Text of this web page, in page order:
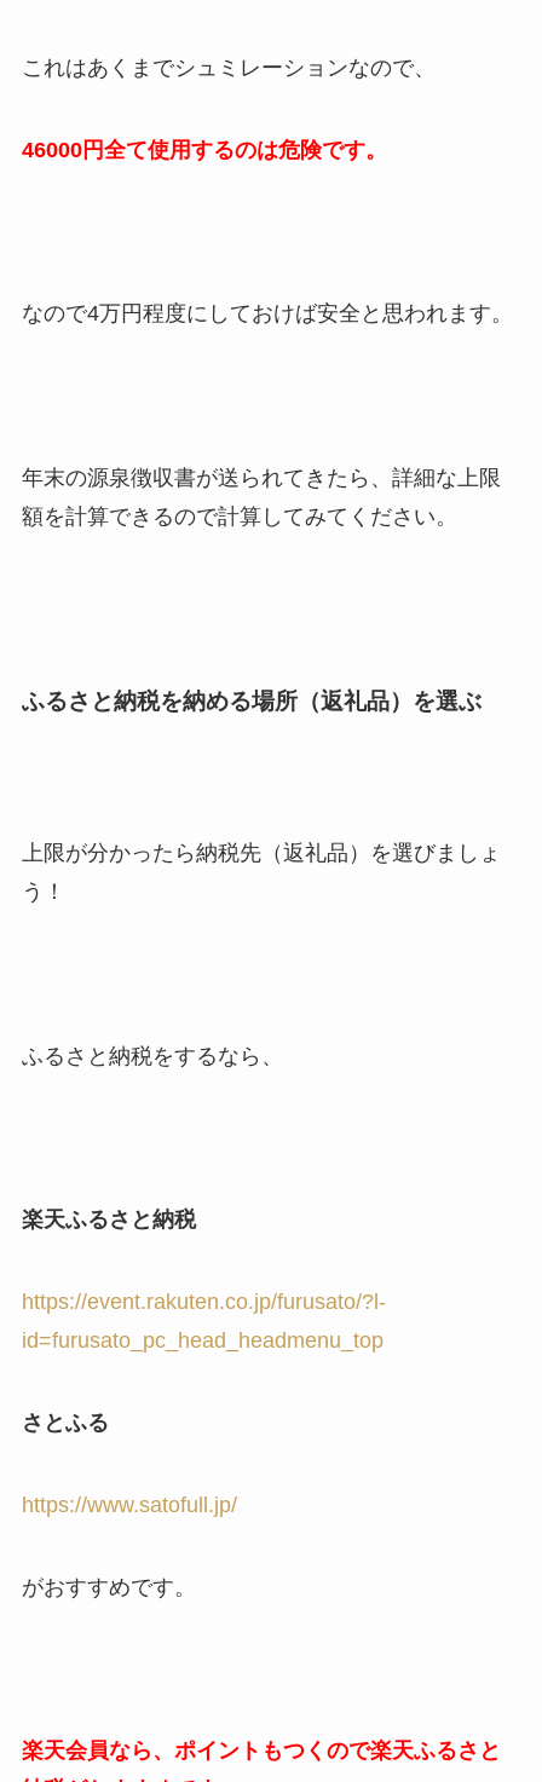
これはあくまでシュミレーションなので、
46000円全て使用するのは危険です。
なので4万円程度にしておけば安全と思われます。
年末の源泉徴収書が送られてきたら、詳細な上限
額を計算できるので計算してみてください。
ふるさと納税を納める場所（返礼品）を選ぶ
上限が分かったら納税先（返礼品）を選びましょ
う！
ふるさと納税をするなら、
楽天ふるさと納税
https://event.rakuten.co.jp/furusato/?l-
id=furusato_pc_head_headmenu_top
さとふる
https://www.satofull.jp/
がおすすめです。
楽天会員なら、ポイントもつくので楽天ふるさと